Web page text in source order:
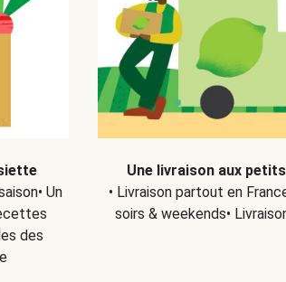
Un
des
Une livraison aux
• Livraison partout en
soirs & weekends•